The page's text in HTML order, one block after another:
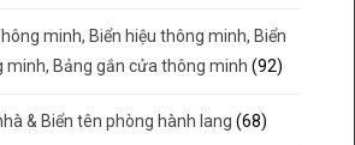
minh, Biển hiệu thông minh, Biển
minh, Bảng gắn cửa thông minh (92)
& Biển tên phòng hành lang (68)